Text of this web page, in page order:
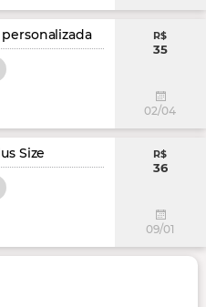
R$
35
02/04
Size R$
36
09/01